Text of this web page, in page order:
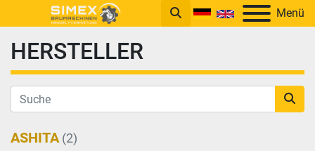
Menü
HERSTELLER
ASHITA(2)